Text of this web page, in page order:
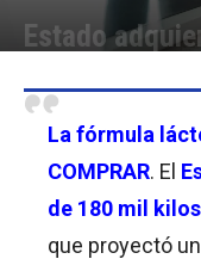
Estado
La fórmula
COMPRAR. El
de 180 mil kilos
que proyectó un